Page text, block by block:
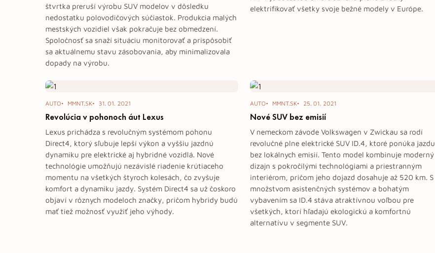
štvrtka preruší výrobu SUV modelov v dôsledku
nedostatku polovodičových súčiastok. Produkcia malých
mestských vozidiel však pokračuje bez obmedzení.
Spoločnosť sa snaží situáciu monitorovať a prispôsobiť
sa aktuálnemu stavu zásobovania, aby minimalizovala
dopady na výrobu.
elektrifikovať všetky svoje bežné modely v Európe.
AUTO MMNT.SK 31. 01. 2021
Revolúcia v pohonoch áut Lexus
Lexus prichádza s revolučným systémom pohonu
Direct4, ktorý sľubuje lepší výkon a vyššiu jazdnú
dynamiku pre elektrické aj hybridné vozidlá. Nové
technológie umožňujú nezávislé riadenie krútiaceho
momentu na všetkých štyroch kolesách, čo zvyšuje
komfort a dynamiku jazdy. Systém Direct4 sa už čoskoro
objaví v rôznych modeloch značky, pričom hybridy budú
mať tiež možnosť využiť jeho výhody.
AUTO MMNT.SK 25. 01. 2021
Nové SUV bez emisií
V nemeckom závode Volkswagen v Zwickau sa rodí
revolučné plne elektrické SUV ID.4, ktoré ponúka jazdu
bez lokálnych emisií. Tento model kombinuje moderný
dizajn s pokročilými technológiami a priestranným
interiérom, pričom jeho dojazd dosahuje až 520 km. S
množstvom asistenčných systémov a bohatým
vybavením sa ID.4 stáva atraktívnou voľbou pre
všetkých, ktorí hľadajú ekologickú a komfortnú
alternatívu v segmente SUV.